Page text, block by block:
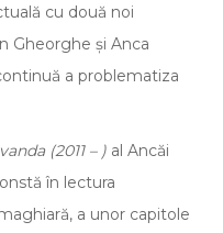
cu două noi
Gheorghe și Anca
a problematiza
(2011 – ) al Ancăi
în lectura
a unor capitole